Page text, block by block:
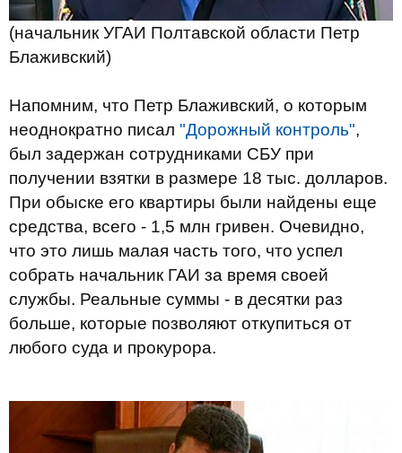
(начальник УГАИ Полтавской области Петр
Блаживский)
Напомним, что Петр Блаживский, о которым
неоднократно писал "Дорожный контроль",
был задержан сотрудниками СБУ при
получении взятки в размере 18 тыс. долларов.
При обыске его квартиры были найдены еще
средства, всего - 1,5 млн гривен. Очевидно,
что это лишь малая часть того, что успел
собрать начальник ГАИ за время своей
службы. Реальные суммы - в десятки раз
больше, которые позволяют откупиться от
любого суда и прокурора.